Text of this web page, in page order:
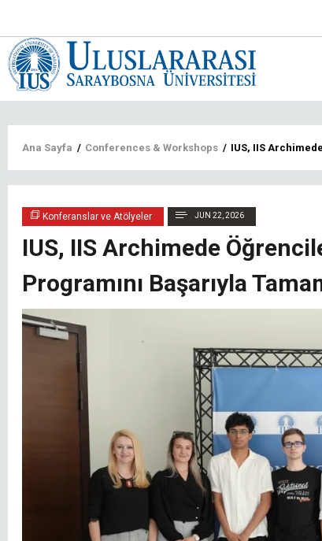
Sayfa
yolu
Ana Sayfa / Conferences & Workshops / IUS, IIS
Konferanslar ve Atölyeler JUN 22, 2026
IUS, IIS Archimede
Programını Başarıyla